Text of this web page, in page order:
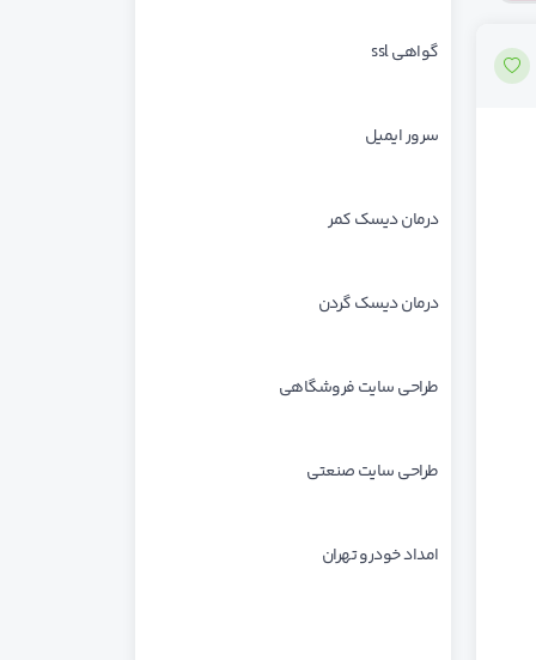
گواهی ssl
سرور ایمیل
درمان دیسک کمر
درمان دیسک گردن
طراحی سایت فروشگاهی
طراحی سایت صنعتی
امداد خودرو تهران